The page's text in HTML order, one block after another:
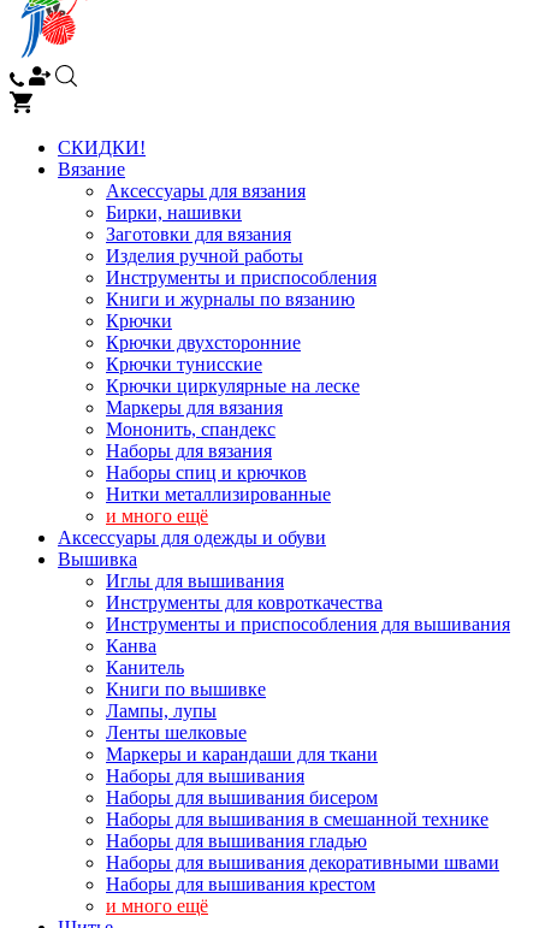
СКИДКИ!
Вязание
Аксессуары для вязания
Бирки, нашивки
Заготовки для вязания
Изделия ручной работы
Инструменты и приспособления
Книги и журналы по вязанию
Крючки
Крючки двухсторонние
Крючки тунисские
Крючки циркулярные на леске
Маркеры для вязания
Мононить, спандекс
Наборы для вязания
Наборы спиц и крючков
Нитки металлизированные
и много ещё
Аксессуары для одежды и обуви
Вышивка
Иглы для вышивания
Инструменты для ковроткачества
Инструменты и приспособления для вышивания
Канва
Канитель
Книги по вышивке
Лампы, лупы
Ленты шелковые
Маркеры и карандаши для ткани
Наборы для вышивания
Наборы для вышивания бисером
Наборы для вышивания в смешанной технике
Наборы для вышивания гладью
Наборы для вышивания декоративными швами
Наборы для вышивания крестом
и много ещё